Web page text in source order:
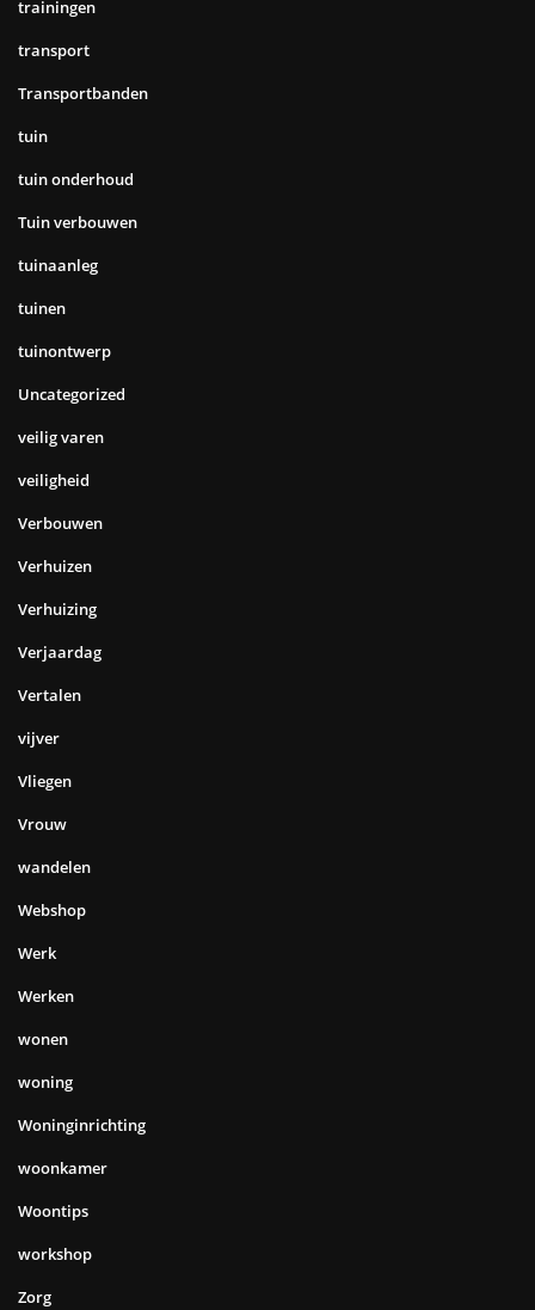
trainingen
transport
Transportbanden
tuin
tuin onderhoud
Tuin verbouwen
tuinaanleg
tuinen
tuinontwerp
Uncategorized
veilig varen
veiligheid
Verbouwen
Verhuizen
Verhuizing
Verjaardag
Vertalen
vijver
Vliegen
Vrouw
wandelen
Webshop
Werk
Werken
wonen
woning
Woninginrichting
woonkamer
Woontips
workshop
Zorg